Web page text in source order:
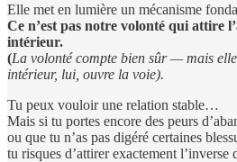
Elle met en lumière un mécanisme
Ce n’est pas notre volonté qui attire
intérieur.
(La volonté compte bien sûr — mais
intérieur, lui, ouvre la voie).
Tu peux vouloir une relation stable…
Mais si tu portes encore des peurs
ou que tu n’as pas digéré certaines
tu risques d’attirer exactement l’inverse